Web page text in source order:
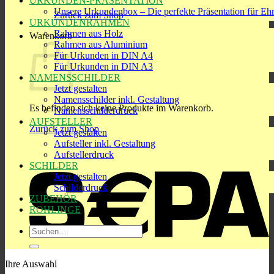
Zurück zum Shop
Warenkorb
Es befinden sich keine Produkte im Warenkorb.
Zurück zum Shop
Unsere Urkundenbox – Die perfekte Präsentation für
URKUNDENRAHMEN
Rahmen aus Holz
Rahmen aus Aluminium
Für Urkunden in DIN A4
Für Urkunden in DIN A3
NAMENSSCHILDER
Jetzt gestalten
Namensschilder inkl. Gestaltung
Namensschilderdruck
AUFSTELLER
Jetzt gestalten
Aufsteller inkl. Gestaltung
Aufstellerdruck
SCHILDER
Jetzt gestalten
Schilderdruck
ZUBEHÖR
ROHLINGE
Suchen
nach:
Ihre Auswahl